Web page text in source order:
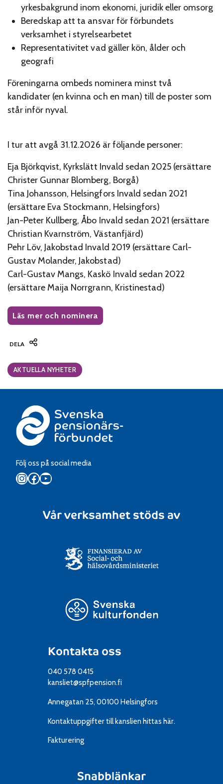
yrkesbakgrund inom ekonomi, juridik eller omsorg
Beredskap att ta ansvar för förbundets
verksamhet i styrelsearbetet
Representativitet vad gäller kön, ålder och
geografi
Föreningarna ombeds nominera minst två
kandidater (en kvinna och en man) till de poster som
står inför nyval.
I tur att avgå 31.12.2026 är följande personer:
Eja Björkqvist, Kyrkslätt Invald sedan 2025 (ersättare
Christer Gunnar Blomberg, Borgå)
Tina Johansson, Helsingfors Invald sedan 2021
(ersättare Eva Stockmann, Helsingfors)
Jan-Peter Kullberg, Åbo Invald sedan 2021 (ersättare
Christian Kvarnström, Västanfjärd)
Pehr Löv, Jakobstad Invald 2019 (ersättare Carl-
Gustav Molander, Jakobstad)
Carl-Gustav Mangs, Kaskö Invald sedan 2022
(ersättare Maija Norrgrann, Kristinestad)
Läs mer och nominera
DELA
Categories:
AKTUELLA NYHETER
Följ oss på social media
Instagram
Facebook
YouTube
Kontakta oss
040 578 0415
kansliet@spfpension.fi
Annegatan 25, 00100 Helsingfors
Kontaktuppgifter till kanslienhittas här.
Fakturering
Snabblänkar
Vår verksamhet stöds av